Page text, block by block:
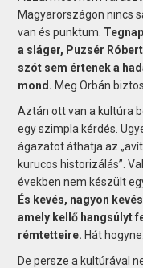
Magyarországon nincs
van és punktum.
a sláger, Puzsér
szót sem értenek a
mond. Meg Orbán
Aztán ott van a kultúra
egy szimpla kérdés.
ágazatot áthatja az
kurucos historizálás”.
években nem készült
És kevés, nagyon
amely kellő hangsúlyt
rémtetteire. Hát hogyne…
De persze a kultúrával